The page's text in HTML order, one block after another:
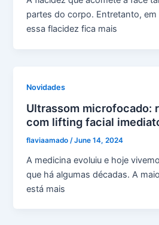
partes do corpo. Entretanto, em
essa flacidez fica mais
Novidades
Ultrassom microfocado:
com lifting facial
flaviaamado /June 14, 2024
A medicina evoluiu e hoje
que há algumas décadas. A
está mais